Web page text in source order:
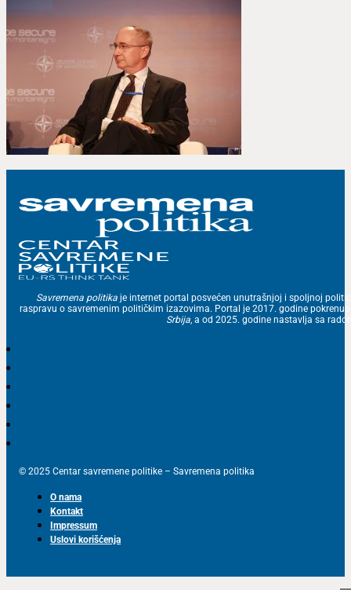
Savremena politika je internet portal posvećen unutrašnjoj i spoljnoj
raspravu o savremenim političkim izazovima. Portal je 2017. godine
Srbija, a od 2025. godine nastavlja sa
© 2025 Centar savremene politike – Savremena politika
O nama
Kontakt
Impressum
Uslovi korišćenja